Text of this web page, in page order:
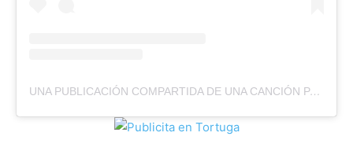
UNA PUBLICACIÓN COMPARTIDA DE UNA CANCIÓN PARA MI TIERRA (@UNACANCIONPARAMITIERRA.OK)